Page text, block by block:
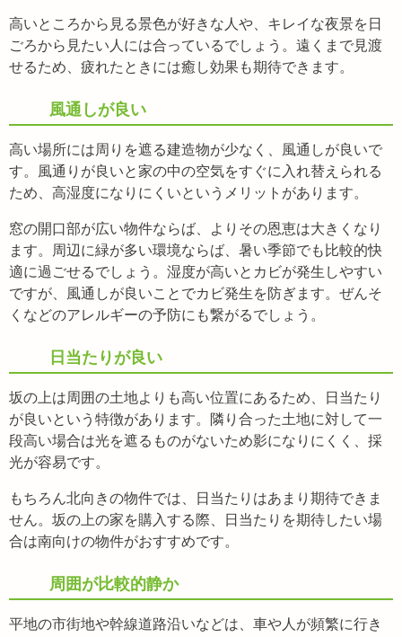
高いところから見る景色が好きな人や、キレイな夜景を日
ごろから見たい人には合っているでしょう。遠くまで見渡
せるため、疲れたときには癒し効果も期待できます。
風通しが良い
高い場所には周りを遮る建造物が少なく、風通しが良いで
す。風通りが良いと家の中の空気をすぐに入れ替えられる
ため、高湿度になりにくいというメリットがあります。
窓の開口部が広い物件ならば、よりその恩恵は大きくなり
ます。周辺に緑が多い環境ならば、暑い季節でも比較的快
適に過ごせるでしょう。湿度が高いとカビが発生しやすい
ですが、風通しが良いことでカビ発生を防ぎます。ぜんそ
くなどのアレルギーの予防にも繋がるでしょう。
日当たりが良い
坂の上は周囲の土地よりも高い位置にあるため、日当たり
が良いという特徴があります。 隣り合った土地に対して一
段高い場合は光を遮るものがないため影になりにくく、採
光が容易です。
もちろん北向きの物件では、日当たりはあまり期待できま
せん。坂の上の家を購入する際、日当たりを期待したい場
合は南向けの物件がおすすめです。
周囲が比較的静か
平地の市街地や幹線道路沿いなどは、車や人が頻繁に行き